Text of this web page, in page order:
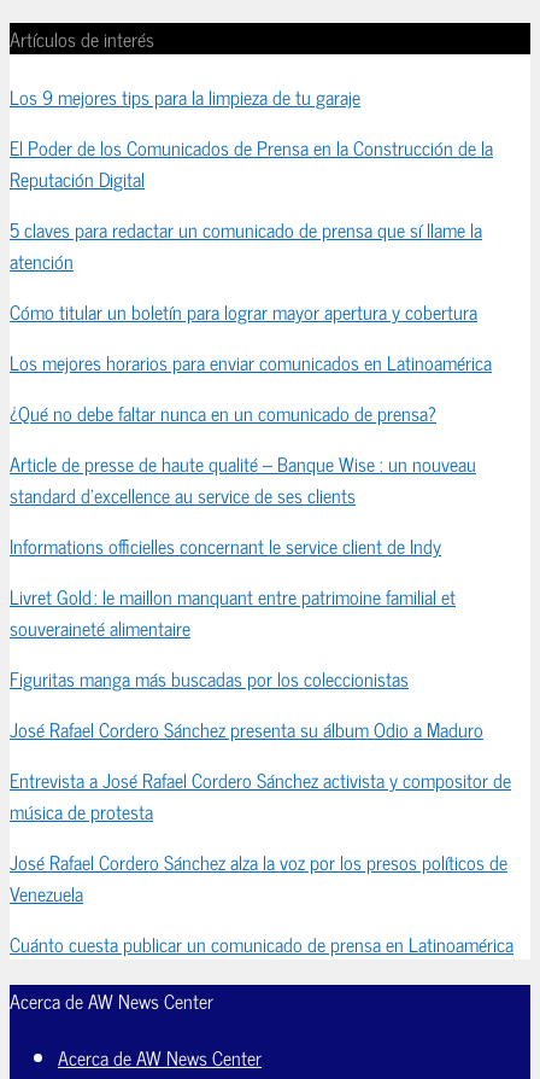
Artículos de interés
Los 9 mejores tips para la limpieza de tu garaje
El Poder de los Comunicados de Prensa en la Construcción de la
Reputación Digital
5 claves para redactar un comunicado de prensa que sí llame la
atención
Cómo titular un boletín para lograr mayor apertura y cobertura
Los mejores horarios para enviar comunicados en Latinoamérica
¿Qué no debe faltar nunca en un comunicado de prensa?
Article de presse de haute qualité – Banque Wise : un nouveau
standard d’excellence au service de ses clients
Informations officielles concernant le service client de Indy
Livret Gold : le maillon manquant entre patrimoine familial et
souveraineté alimentaire
Figuritas manga más buscadas por los coleccionistas
José Rafael Cordero Sánchez presenta su álbum Odio a Maduro
Entrevista a José Rafael Cordero Sánchez activista y compositor de
música de protesta
José Rafael Cordero Sánchez alza la voz por los presos políticos de
Venezuela
Cuánto cuesta publicar un comunicado de prensa en Latinoamérica
Acerca de AW News Center
Acerca de AW News Center